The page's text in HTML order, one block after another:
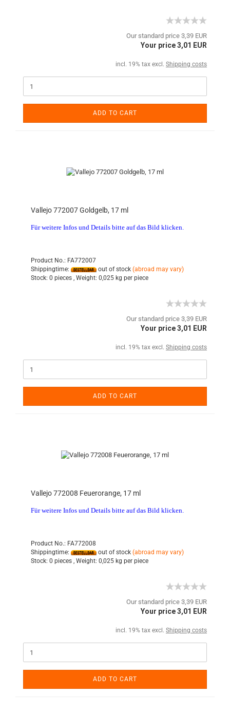
Our standard price 3,39 EUR
Your price 3,01 EUR
incl. 19% tax excl. Shipping costs
ADD TO CART
Vallejo 772007 Goldgelb, 17 ml
Für weitere Infos und Details bitte auf das Bild klicken.
Product No.: FA772007
Shippingtime:
out of stock (abroad may vary)
Stock: 0 pieces , Weight: 0,025 kg per piece
Our standard price 3,39 EUR
Your price 3,01 EUR
incl. 19% tax excl. Shipping costs
ADD TO CART
Vallejo 772008 Feuerorange, 17 ml
Für weitere Infos und Details bitte auf das Bild klicken.
Product No.: FA772008
Shippingtime:
out of stock (abroad may vary)
Stock: 0 pieces , Weight: 0,025 kg per piece
Our standard price 3,39 EUR
Your price 3,01 EUR
incl. 19% tax excl. Shipping costs
ADD TO CART